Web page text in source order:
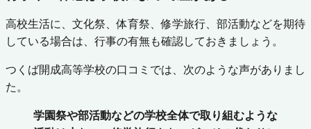
高校生活に、文化祭、体育祭、修学旅行、部活動などを期待
している場合は、行事の有無も確認しておきましょう。
つくば開成高等学校の口コミでは、次のような声がありまし
た。
学園祭や部活動などの学校全体で取り組むような